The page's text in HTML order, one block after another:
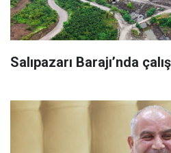
Salıpazarı Barajı’nda